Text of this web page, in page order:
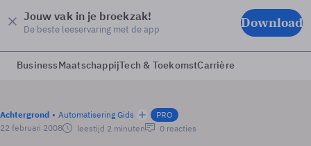
Jouw vak in je broekzak!
De beste leeservaring met de app Download
BusinessMaatschappijTech & ToekomstCarrière
Achtergrond Automatisering Gids
PRO
22 februari 2008
leestijd 2 minuten 0 reacties